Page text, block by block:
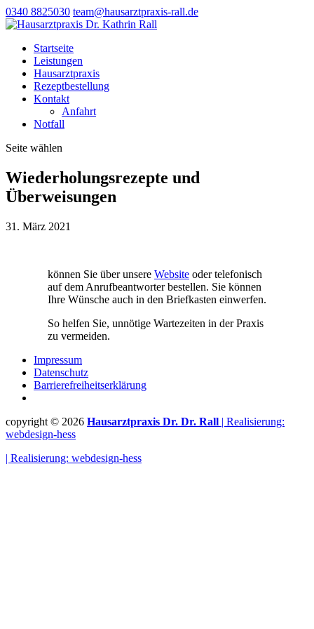
0340 8825030 team@hausarztpraxis-rall.de
Startseite
Leistungen
Hausarztpraxis
Rezeptbestellung
Kontakt
Anfahrt
Notfall
Seite wählen
Wiederholungsrezepte und
Überweisungen
31. März 2021
können Sie über unsere Website oder telefonisch
auf dem Anrufbeantworter bestellen. Sie können
Ihre Wünsche auch in den Briefkasten einwerfen.
So helfen Sie, unnötige Wartezeiten in der Praxis
zu vermeiden.
Impressum
Datenschutz
Barrierefreiheitserklärung
copyright © 2026 Hausarztpraxis Dr. Dr. Rall | Realisierung:
webdesign-hess
| Realisierung: webdesign-hess